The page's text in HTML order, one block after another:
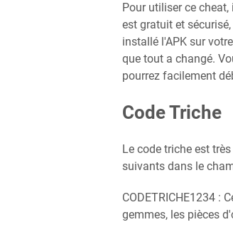
Pour utiliser ce
est gratuit et
installé l'APK sur
que tout a changé.
pourrez facilement
Code Triche
Le code triche est
suivants dans le
CODETRICHE1234 :
gemmes, les pièces